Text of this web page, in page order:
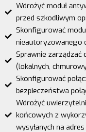
Wdrożyć moduł
przed szkodliwym
Skonfigurować
nieautoryzowanego
Sprawnie zarządzać
(lokalnych,
Skonfigurować
bezpieczeństwa
Wdrożyć
końcowych z
wysyłanych na